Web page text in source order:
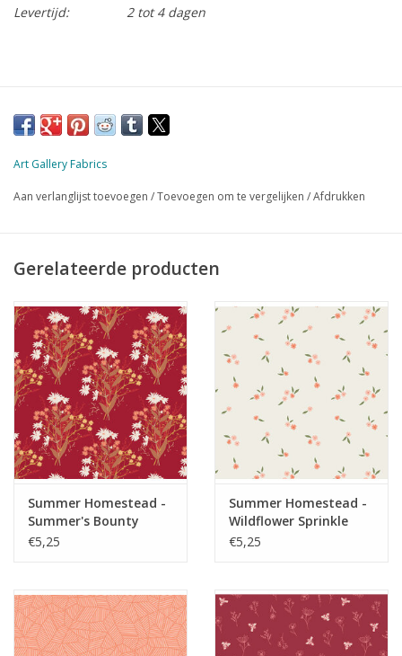
Levertijd:
2 tot 4 dagen
Art Gallery Fabrics
Aan verlanglijst toevoegen /Toevoegen om te vergelijken /Afdrukken
Gerelateerde producten
Summer Homestead -
Summer's Bounty
€5,25
Summer Homestead -
Wildflower Sprinkle
€5,25